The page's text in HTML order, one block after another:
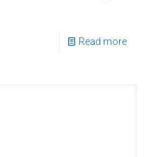
Read more